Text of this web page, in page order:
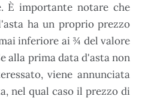
È importante notare che
ha un proprio prezzo
inferiore ai ¾ del valore
alla prima data d'asta non
viene annunciata
nel qual caso il prezzo di